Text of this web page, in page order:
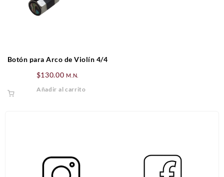
Botón para Arco de Violín 4/4
$130.00 M.N.
Añadir al carrito